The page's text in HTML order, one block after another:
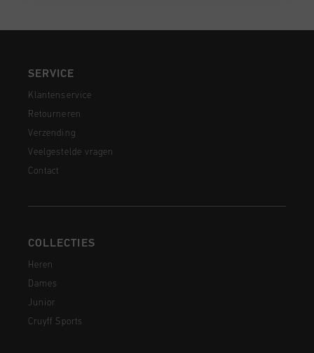
SERVICE
Klantenservice
Retourneren
Verzending
Veelgestelde vragen
Contact
COLLECTIES
Heren
Dames
Junior
Cruyff Sports